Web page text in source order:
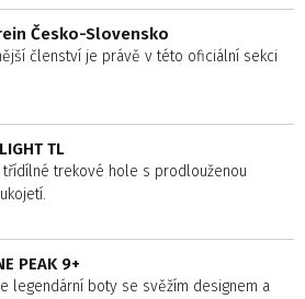
Česko-Slovensko
členství je právě v této oficiální sekci
TL
třídílné trekové hole s prodlouženou
PEAK 9+
legendární boty se svěžím designem a